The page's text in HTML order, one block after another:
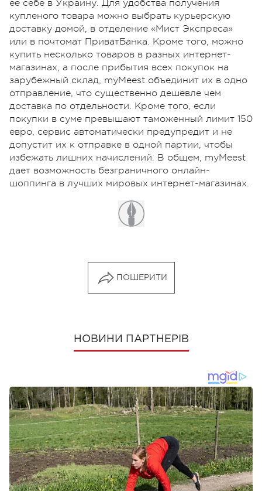
ее себе в Украину. Для удобства получения
купленого товара можно выбрать курьерскую
доставку домой, в отделение «Мист Экспреса»
или в почтомат ПриватБанка. Кроме того, можно
купить несколько товаров в разных интернет-
магазинах, а после прибытия всех покупок на
зарубежный склад, myMeest объединит их в одно
отправление, что существенно дешевле чем
доставка по отдельности. Кроме того, если
покупки в суме превышают таможенный лимит 150
евро, сервис автоматически предупредит и не
допустит их к отправке в одной партии, чтобы
избежать лишних начислений. В общем, myMeest
дает возможность безграничного онлайн-
шоппинга в лучших мировых интернет-магазинах.
ПОШЕРИТИ
НОВИНИ ПАРТНЕРІВ